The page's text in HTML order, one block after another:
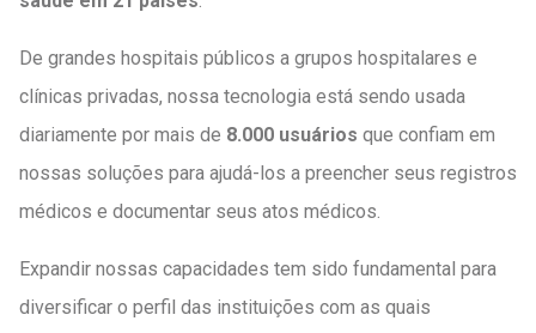
De grandes hospitais públicos a grupos hospitalares e
clínicas privadas, nossa tecnologia está sendo usada
diariamente por mais de 8.000 usuários que confiam em
nossas soluções para ajudá-los a preencher seus registros
médicos e documentar seus atos médicos.
Expandir nossas capacidades tem sido fundamental para
diversificar o perfil das instituições com as quais